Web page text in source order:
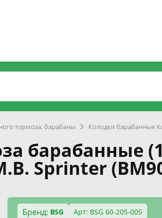
тормоза, барабаны Колодки барабанные
барабанные
Sprinter
Бренд: BSG Арт: BSG 60-205-005